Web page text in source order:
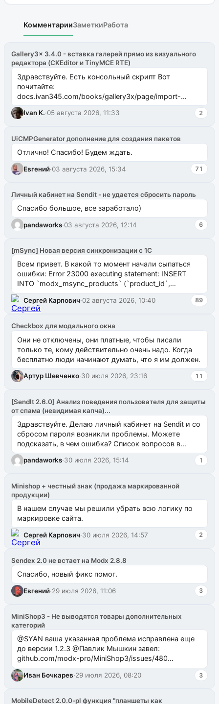
КомментарииЗаметкиРабота
Gallery3x 3.4.0 - вставка галерей прямо из визуального
редактора (CKEditor и TinyMCE RTE)
Здравствуйте. Есть консольный скрипт Вот
почитайте:
docs.ivan345.com/books/gallery3x/page/import-
ms2galleryphp
Ivan K.·05 августа 2026, 11:33 2
UiCMPGenerator дополнение для создания пакетов
Отлично! Спасибо! Будем ждать.
Евгений·03 августа 2026, 15:34 71
Личный кабинет на Sendit - не удается сбросить пароль
Спасибо большое, все заработало)
pandaworks·03 августа 2026, 12:14 6
[mSync] Новая версия синхронизации с 1С
Всем привет. В какой то момент начали сыпаться
ошибки: Error 23000 executing statement: INSERT
INTO `modx_msync_products` (`product_id`,
`uuid_1c`) VALUES ...
Сергей Карпович·02 августа 2026, 10:40 89
Checkbox для модального окна
Они не отключены, они платные, чтобы писали
только те, кому действительно очень надо. Когда
бесплатно люди начинают думать, что я им должен.
Артур Шевченко·30 июля 2026, 23:16 11
[SendIt 2.6.0] Анализ поведения пользователя для защиты
от спама (невидимая капча)...
Здравствуйте. Делаю личный кабинет на Sendit и со
сбросом пароля возникли проблемы. Можете
подсказать, в чем ошибка? Список вопросов в
одноименном разделе на modx.pro пока пуст, и,...
pandaworks·30 июля 2026, 15:14 1
Minishop + честный знак (продажа маркированной
продукции)
В нашем случае мы решили убрать всю логику по
маркировке сайта.
Сергей Карпович·30 июля 2026, 14:57 2
Sendex 2.0 не встает на Modx 2.8.8
Спасибо, новый фикс помог.
Евгений·29 июля 2026, 11:06 3
MiniShop3 - Не выводятся товары дополнительных
категорий
@SYAN ваша указанная проблема исправлена еще
до версии 1.2.3 @Павлик Мышкин завел:
github.com/modx-pro/MiniShop3/issues/480
github.com/modx-pro/MiniShop3/issues/481Исправим
в б...
Иван Бочкарев·29 июля 2026, 08:20 3
MobileDetect 2.0.0-pl функция "планшеты как